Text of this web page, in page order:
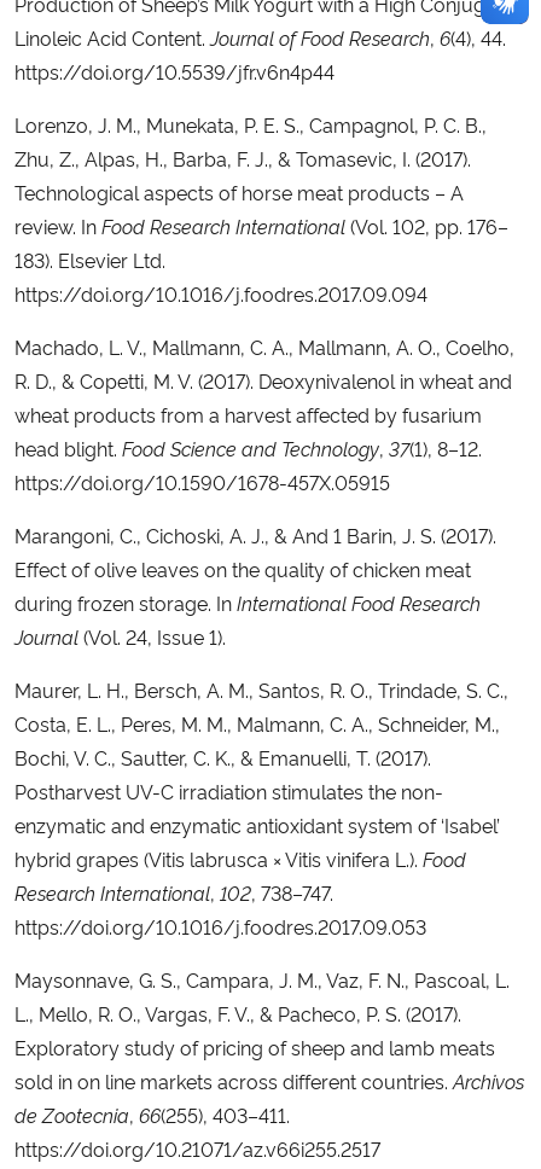
Linoleic Acid Content.Journal of Food Research, 6(4), 44.
https://doi.org/10.5539/jfr.v6n4p44
Lorenzo, J. M., Munekata, P. E. S., Campagnol, P. C. B.,
Zhu, Z., Alpas, H., Barba, F. J., & Tomasevic, I. (2017).
Technological aspects of horse meat products – A
review. InFood Research International(Vol. 102, pp. 176–
183). Elsevier Ltd.
https://doi.org/10.1016/j.foodres.2017.09.094
Machado, L. V., Mallmann, C. A., Mallmann, A. O., Coelho,
R. D., & Copetti, M. V. (2017). Deoxynivalenol in wheat and
wheat products from a harvest affected by fusarium
head blight. Food Science and Technology, 37(1), 8–12.
https://doi.org/10.1590/1678-457X.05915
Marangoni, C., Cichoski, A. J., & And 1 Barin, J. S. (2017).
Effect of olive leaves on the quality of chicken meat
during frozen storage. InInternational Food Research
Journal(Vol. 24, Issue 1).
Maurer, L. H., Bersch, A. M., Santos, R. O., Trindade, S. C.,
Costa, E. L., Peres, M. M., Malmann, C. A., Schneider, M.,
Bochi, V. C., Sautter, C. K., & Emanuelli, T. (2017).
Postharvest UV-C irradiation stimulates the non-
enzymatic and enzymatic antioxidant system of ‘Isabel’
hybrid grapes (Vitis labrusca × Vitis vinifera L.). Food
Research International, 102, 738–747.
https://doi.org/10.1016/j.foodres.2017.09.053
Maysonnave, G. S., Campara, J. M., Vaz, F. N., Pascoal, L.
L., Mello, R. O., Vargas, F. V., & Pacheco, P. S. (2017).
Exploratory study of pricing of sheep and lamb meats
sold in on line markets across different countries. Archivos
de Zootecnia, 66(255), 403–411.
https://doi.org/10.21071/az.v66i255.2517